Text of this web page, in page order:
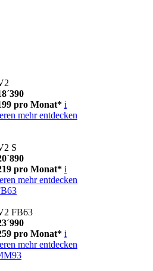
pro Monat* i
mehr entdecken
S
pro Monat* i
mehr entdecken
FB63
pro Monat* i
mehr entdecken